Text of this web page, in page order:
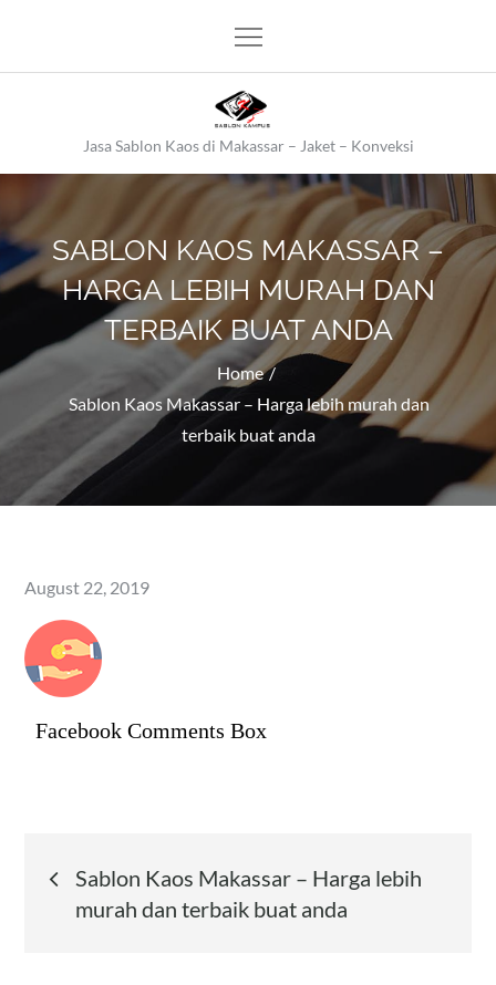
content
Jasa Sablon Kaos di Makassar – Jaket – Konveksi
SABLON KAOS MAKASSAR –
HARGA LEBIH MURAH DAN
TERBAIK BUAT ANDA
Home
Sablon Kaos Makassar – Harga lebih murah dan
terbaik buat anda
Posted
August 22, 2019
Facebook Comments Box
Post
navigation
Sablon Kaos Makassar – Harga lebih
murah dan terbaik buat anda